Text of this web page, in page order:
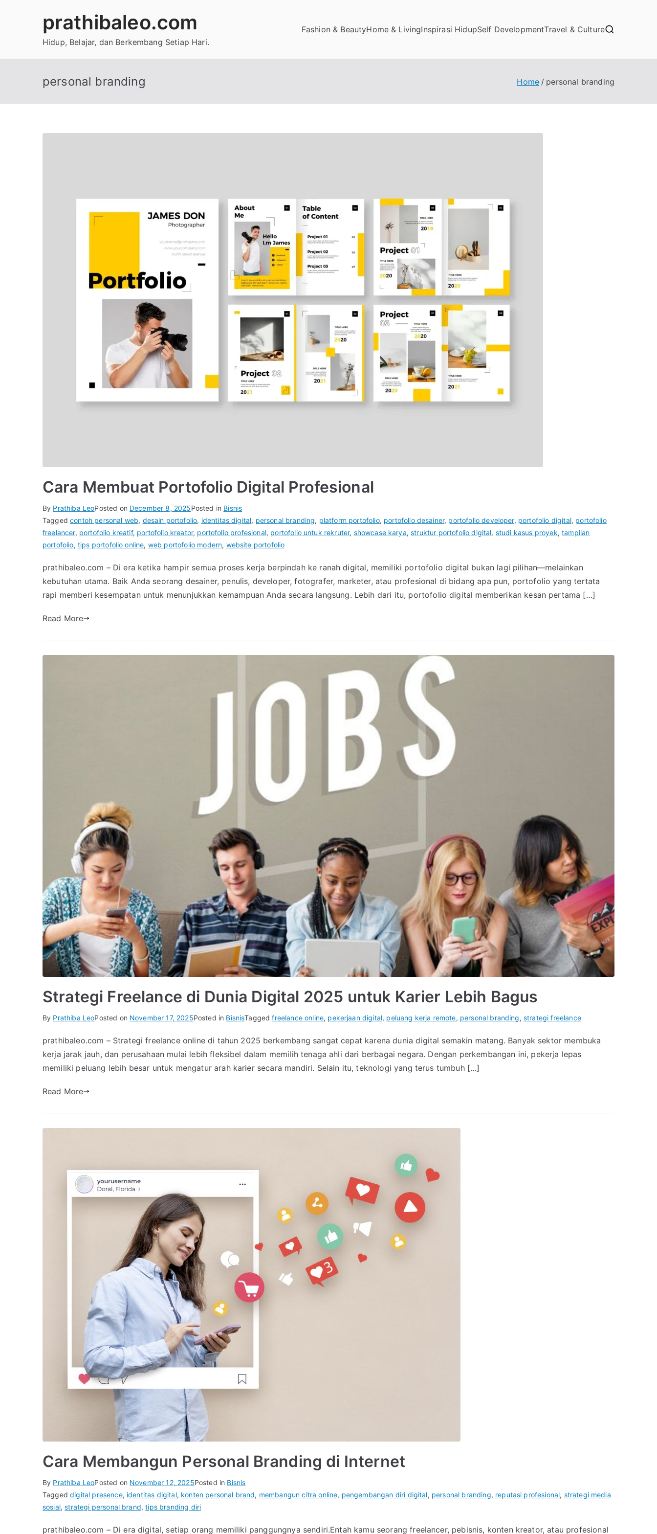
prathibaleo.com
Hidup, Belajar, dan Berkembang Setiap Hari.
Fashion & BeautyHome & LivingInspirasi HidupSelf DevelopmentTravel & Culture
personal branding Home personal branding
Cara Membuat Portofolio Digital Profesional
By Prathiba LeoPosted on December 8, 2025Posted in Bisnis
Taggedcontoh personal web, desain portofolio, identitas digital, personal branding, platform portofolio, portofolio desainer, portofolio developer, portofolio digital, portofolio
freelancer, portofolio kreatif, portofolio kreator, portofolio profesional, portofolio untuk rekruter, showcase karya,struktur portofolio digital, studi kasus proyek,tampilan
portofolio, tips portofolio online, web portofolio modern, website portofolio
prathibaleo.com – Di era ketika hampir semua proses kerja berpindah ke ranah digital, memiliki portofolio digital bukan lagi pilihan—melainkan
kebutuhan utama. Baik Anda seorang desainer, penulis, developer, fotografer, marketer, atau profesional di bidang apa pun, portofolio yang tertata
rapi memberi kesempatan untuk menunjukkan kemampuan Anda secara langsung. Lebih dari itu, portofolio digital memberikan kesan pertama […]
Read More
Strategi Freelance di Dunia Digital 2025 untuk Karier Lebih Bagus
By Prathiba LeoPosted on November 17, 2025Posted in BisnisTaggedfreelance online, pekerjaan digital, peluang kerja remote, personal branding, strategi freelance
prathibaleo.com – Strategi freelance online di tahun 2025 berkembang sangat cepat karena dunia digital semakin matang. Banyak sektor membuka
kerja jarak jauh, dan perusahaan mulai lebih fleksibel dalam memilih tenaga ahli dari berbagai negara. Dengan perkembangan ini, pekerja lepas
memiliki peluang lebih besar untuk mengatur arah karier secara mandiri. Selain itu, teknologi yang terus tumbuh […]
Read More
Cara Membangun Personal Branding di Internet
By Prathiba LeoPosted on November 12, 2025Posted in Bisnis
Taggeddigital presence, identitas digital, konten personal brand, membangun citra online, pengembangan diri digital, personal branding, reputasi profesional, strategi media
sosial,strategi personal brand,tips branding diri
prathibaleo.com – Di era digital, setiap orang memiliki panggungnya sendiri.Entah kamu seorang freelancer, pebisnis, konten kreator, atau profesional